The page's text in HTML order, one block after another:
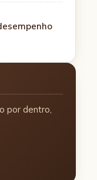
por dentro,